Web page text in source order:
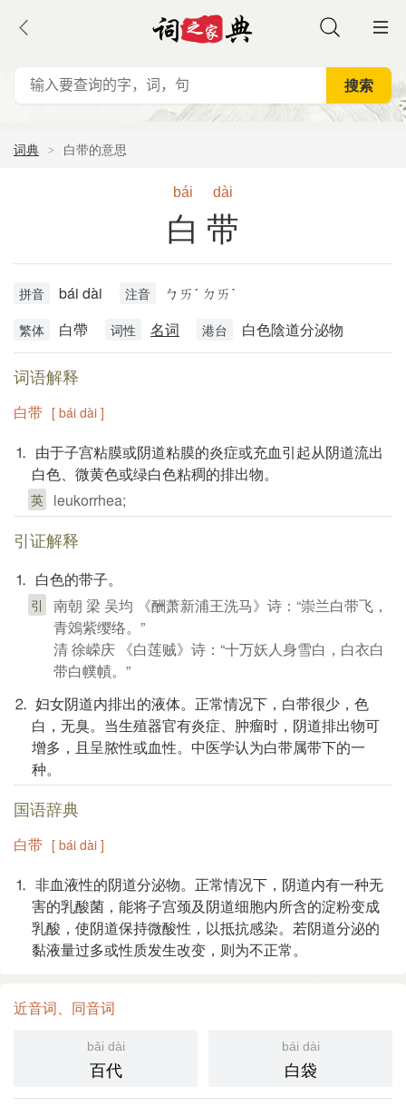
词典 白带的意思
bái dài
白带
拼音 bái dài 注音 ㄅㄞˊ ㄉㄞˋ
繁体 白帶 词性 名词 港台 白色陰道分泌物
词语解释
白带 [ bái dài ]
⒈ 由于子宫粘膜或阴道粘膜的炎症或充血引起从阴道流出
白色、微黄色或绿白色粘稠的排出物。
英 leukorrhea;
引证解释
⒈ 白色的带子。
引
南朝 梁 吴均 《酬萧新浦王洗马》诗：“崇兰白带飞，
青鵁紫缨络。”
清 徐嵘庆 《白莲贼》诗：“十万妖人身雪白，白衣白
带白幞幘。”
⒉ 妇女阴道内排出的液体。正常情况下，白带很少，色
白，无臭。当生殖器官有炎症、肿瘤时，阴道排出物可
增多，且呈脓性或血性。中医学认为白带属带下的一
种。
国语辞典
白带 [ bái dài ]
⒈ 非血液性的阴道分泌物。正常情况下，阴道内有一种无
害的乳酸菌，能将子宫颈及阴道细胞内所含的淀粉变成
乳酸，使阴道保持微酸性，以抵抗感染。若阴道分泌的
黏液量过多或性质发生改变，则为不正常。
近音词、同音词
bǎi dài
百代
bái dài
白袋